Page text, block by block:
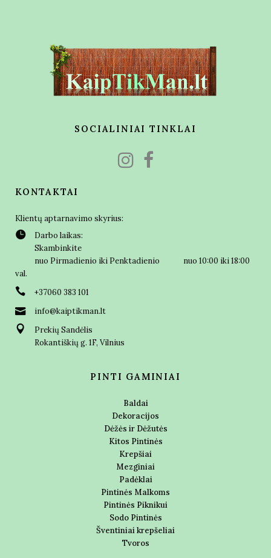
SOCIALINIAI TINKLAI
KONTAKTAI
Klientų aptarnavimo skyrius:
Darbo laikas:
Skambinkite
nuo Pirmadienio iki Penktadienio nuo 10:00 iki 18:00
val.
+37060 383 101
info@kaiptikman.lt
Prekių Sandėlis
Rokantiškių g. 1F, Vilnius
PINTI GAMINIAI
Baldai
Dekoracijos
Dėžės ir Dėžutės
Kitos Pintinės
Krepšiai
Mezginiai
Padėklai
Pintinės Malkoms
Pintinės Piknikui
Sodo Pintinės
Šventiniai krepšeliai
Tvoros